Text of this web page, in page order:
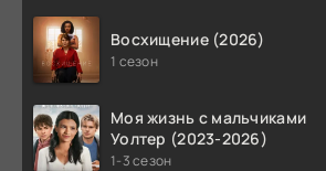
Восхищение (2026)
1 сезон
Моя жизнь с мальчиками
Уолтер (2023-2026)
1-3 сезон